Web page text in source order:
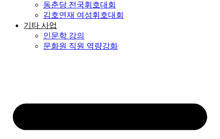
동춘당 전국휘호대회
김호연재 여성휘호대회
기타 사업
인문학 강의
문화원 직원 역량강화